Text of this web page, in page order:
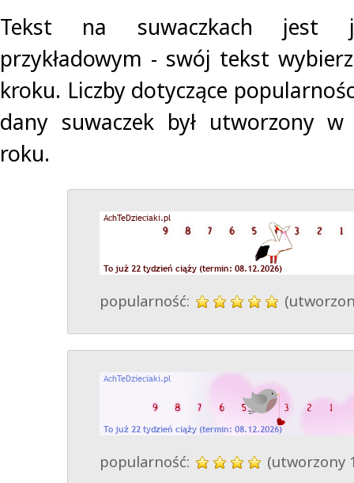
Tekst na suwaczkach jest
przykładowym - swój tekst
kroku. Liczby dotyczące
dany suwaczek był utworzony
roku.
popularność:
popularność: (utworzony